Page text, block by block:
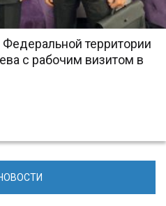
территории
с рабочим визитом в